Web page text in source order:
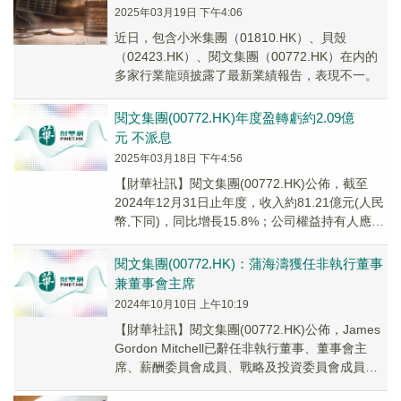
2025年03月19日 下午4:06
近日，包含小米集團（01810.HK）、貝殼
（02423.HK）、閱文集團（00772.HK）在内的
多家行業龍頭披露了最新業績報告，表現不一。
閱文集團(00772.HK)年度盈轉虧約2.09億
元 不派息
2025年03月18日 下午4:56
【財華社訊】閱文集團(00772.HK)公佈，截至
2024年12月31日止年度，收入約81.21億元(人民
幣,下同)，同比增長15.8%；公司權益持有人應佔
閱文集團(00772.HK)：蒲海濤獲任非執行董事
兼董事會主席
2024年10月10日 上午10:19
【財華社訊】閱文集團(00772.HK)公佈，James
Gordon Mitchell已辭任非執行董事、董事會主
席、薪酬委員會成員、戰略及投資委員會成員及